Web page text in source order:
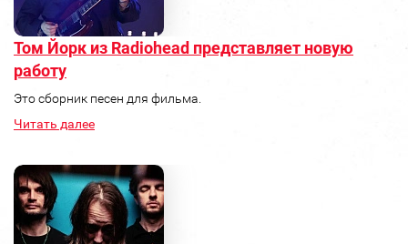
Том Йорк из Radiohead представляет новую
работу
Это сборник песен для фильма.
Читать далее